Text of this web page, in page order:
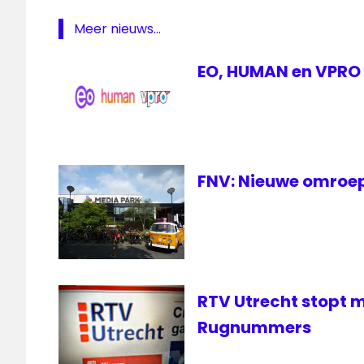
Meer nieuws...
EO, HUMAN en
FNV: Nieuwe
RTV Utrecht stopt
Rugnummers